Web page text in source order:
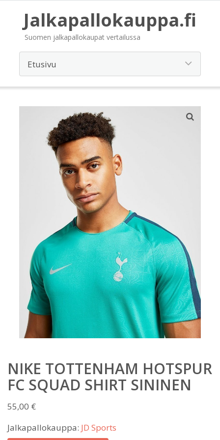
Jalkapallokauppa.fi
Suomen jalkapallokaupat vertailussa
NIKE TOTTENHAM HOTSPUR
FC SQUAD SHIRT SININEN
55,00 €
Jalkapallokauppa: JD Sports